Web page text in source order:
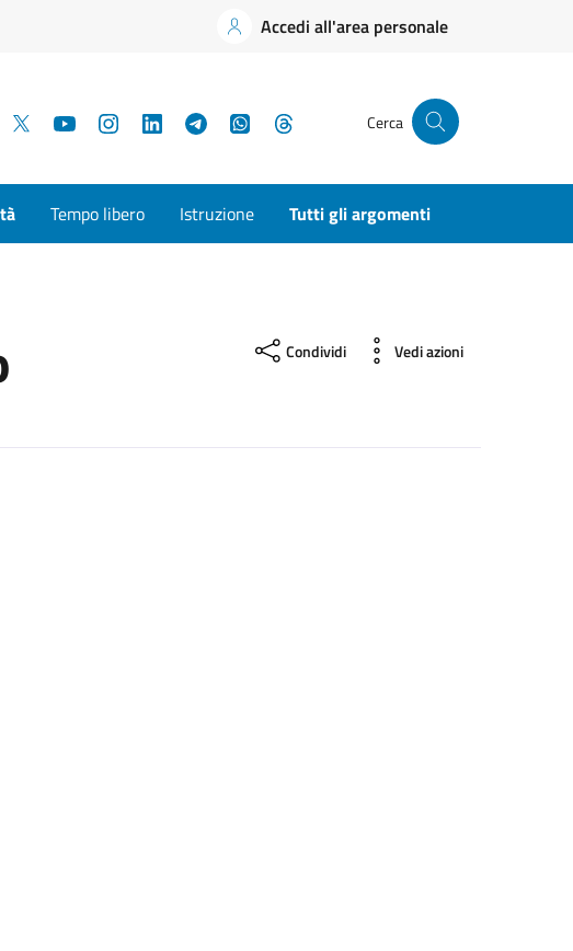
Accedi all'area personale
Facebook YouTubeInstagramLinkedInTelegramWhatsApp Cerca
Tempo libero Istruzione Tutti gli argomenti
Condividi Vedi azioni